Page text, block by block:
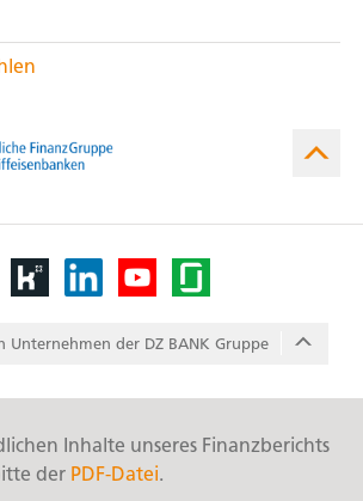
Unter­nehmen der DZ BANK Gruppe
Inhalte unseres Finanzberichts
der PDF-Datei.